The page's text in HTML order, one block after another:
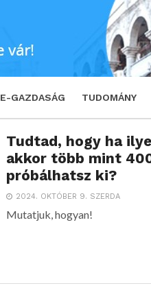
E-GAZDASÁG TUDOMÁNY
Tudtad, hogy ha
akkor több mint
próbálhatsz ki?
2024. OKTÓBER 9. SZERDA
Mutatjuk, hogyan!